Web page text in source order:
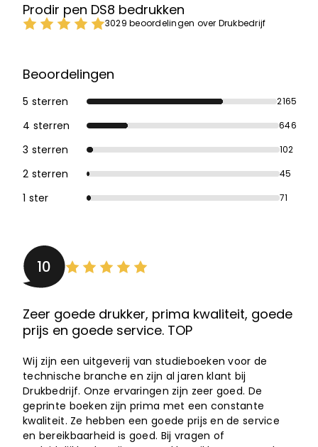
Prodir pen DS8 bedrukken
3029 beoordelingen over Drukbedrijf
Beoordelingen
5 sterren 2165
4 sterren 646
3 sterren 102
2 sterren 45
1 ster 71
10
Zeer goede drukker, prima kwaliteit, goede
prijs en goede service. TOP
Wij zijn een uitgeverij van studieboeken voor de
technische branche en zijn al jaren klant bij
Drukbedrijf. Onze ervaringen zijn zeer goed. De
geprinte boeken zijn prima met een constante
kwaliteit. Ze hebben een goede prijs en de service
en bereikbaarheid is goed. Bij vragen of